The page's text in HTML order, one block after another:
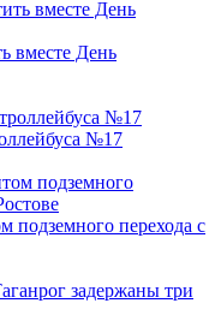
вместе День
№17
подземного перехода с